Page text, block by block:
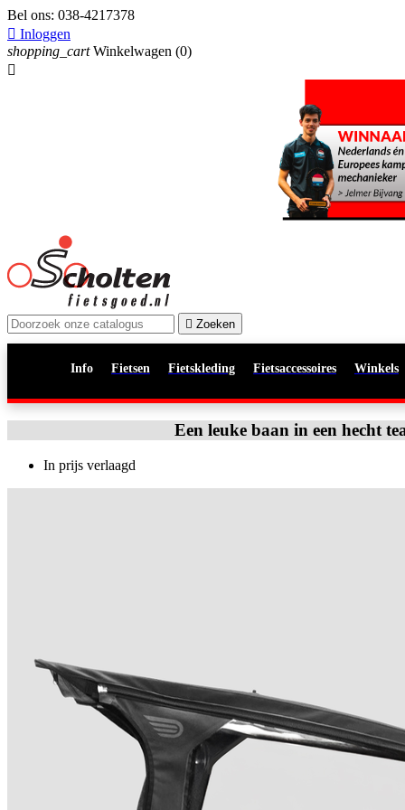
Bel ons: 038-4217378
 Inloggen
shopping_cart Winkelwagen (0)

 Zoeken
Info Fietsen Fietskleding Fietsaccessoires Winkels
Een leuke baan in een hecht
In prijs verlaagd